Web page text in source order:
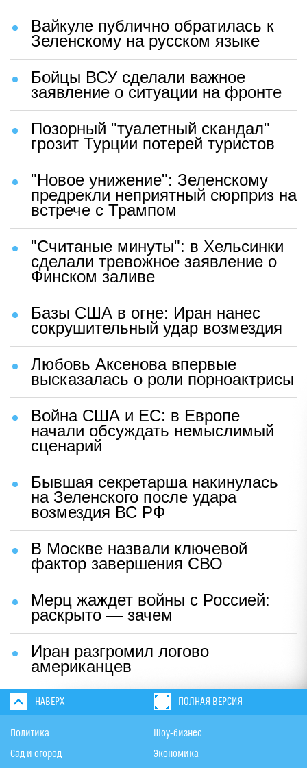
Вайкуле публично обратилась к
Зеленскому на русском языке
Бойцы ВСУ сделали важное
заявление о ситуации на фронте
Позорный "туалетный скандал"
грозит Турции потерей туристов
"Новое унижение": Зеленскому
предрекли неприятный сюрприз на
встрече с Трампом
"Считаные минуты": в Хельсинки
сделали тревожное заявление о
Финском заливе
Базы США в огне: Иран нанес
сокрушительный удар возмездия
Любовь Аксенова впервые
высказалась о роли порноактрисы
Война США и ЕС: в Европе
начали обсуждать немыслимый
сценарий
Бывшая секретарша накинулась
на Зеленского после удара
возмездия ВС РФ
В Москве назвали ключевой
фактор завершения СВО
Мерц жаждет войны с Россией:
раскрыто — зачем
Иран разгромил логово
американцев
НАВЕРХ ПОЛНАЯ ВЕРСИЯ
Политика
Сад и огород
Шоу-бизнес
Экономика